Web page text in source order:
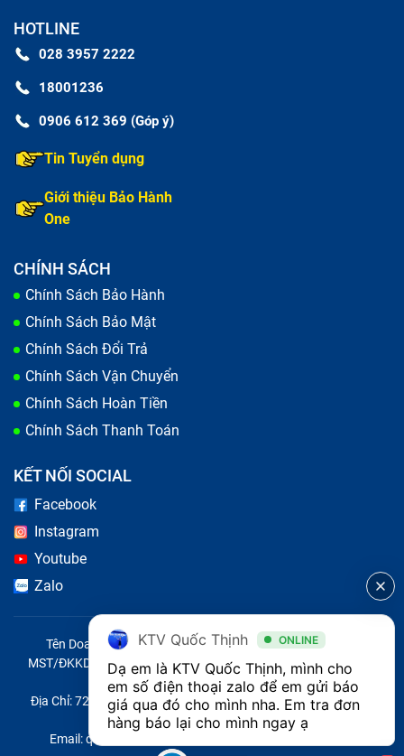
HOTLINE
028 3957 2222
18001236
0906 612 369 (Góp ý)
Tin Tuyển dụng
Giới thiệu Bảo Hành
One
CHÍNH SÁCH
Chính Sách Bảo Hành
Chính Sách Bảo Mật
Chính Sách Đổi Trả
Chính Sách Vận Chuyển
Chính Sách Hoàn Tiền
Chính Sách Thanh Toán
KẾT NỐI SOCIAL
Facebook
Instagram
Youtube
Zalo
Tên Doanh Nghiệp: CÔNG TY TNHH CITY ONE VIỆT NAM
MST/ĐKKD/QĐTL: 0316569346 do sở KHĐT TP.HCM cấp ngày
14/04/2023
Địa Chỉ: 721 Trường Chinh, Phường Tây Thạnh, Quận Tân Phú,
Thành phố Hồ Chí Minh, Việt Nam
Email: quoc@baohanhone.com | Điện Thoại: 18001236
KTV Quốc Thịnh ONLINE
Dạ em là KTV Quốc Thịnh, mình cho
em số điện thoại zalo để em gửi báo
giá qua đó cho mình nha. Em tra đơn
hàng báo lại cho mình ngay ạ